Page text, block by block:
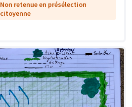
Non retenue en présélection
citoyenne